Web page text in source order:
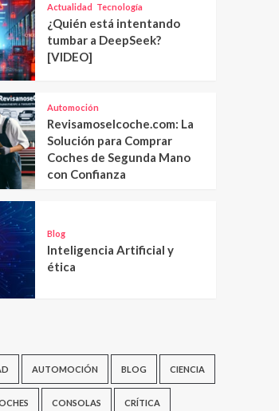
Actualidad Tecnología
¿Quién está intentando
tumbar a DeepSeek?
[VIDEO]
Automoción
Revisamoselcoche.com: La
Solución para Comprar
Coches de Segunda Mano
con Confianza
Blog
Inteligencia Artificial y
ética
AUTOMOCIÓN BLOG CIENCIA
CONSOLAS CRÍTICA